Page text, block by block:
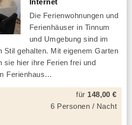
Internet
Die Ferienwohnungen und
Ferienhäuser in Tinnum
und Umgebung sind im
Stil gehalten. Mit eigenem Garten
sie hier ihre Ferien frei und
Ferienhaus
für 148,00 €
6 Personen / Nacht